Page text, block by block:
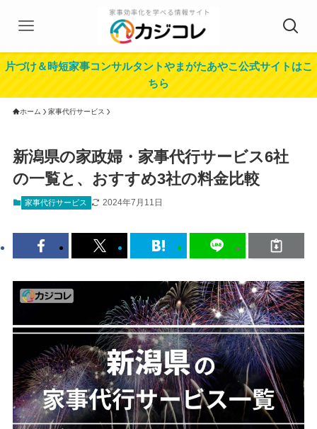
片づけ＆時短家事コンサルタントやまがたあやこ公式サイトはこ
ちら
ホーム 家事代行サービス
新潟県の家政婦・家事代行サービス6社
の一覧と、おすすめ3社の料金比較
家事代行サービス 2024年7月11日